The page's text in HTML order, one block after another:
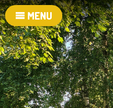
MENU